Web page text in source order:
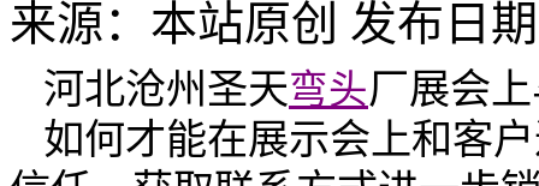
来源：本站原创 发布日
河北沧州圣天弯头厂展会
如何才能在展示会上和客